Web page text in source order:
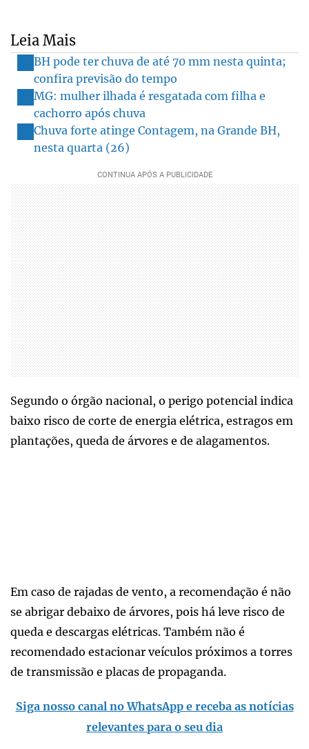
Leia Mais
BH pode ter chuva de até 70 mm nesta quinta;
confira previsão do tempo
MG: mulher ilhada é resgatada com filha e
cachorro após chuva
Chuva forte atinge Contagem, na Grande BH,
nesta quarta (26)
Segundo o órgão nacional, o perigo potencial indica
baixo risco de corte de energia elétrica, estragos em
plantações, queda de árvores e de alagamentos.
Em caso de rajadas de vento, a recomendação é não
se abrigar debaixo de árvores, pois há leve risco de
queda e descargas elétricas. Também não é
recomendado estacionar veículos próximos a torres
de transmissão e placas de propaganda.
Siga nosso canal no WhatsApp e receba as notícias
relevantes para o seu dia